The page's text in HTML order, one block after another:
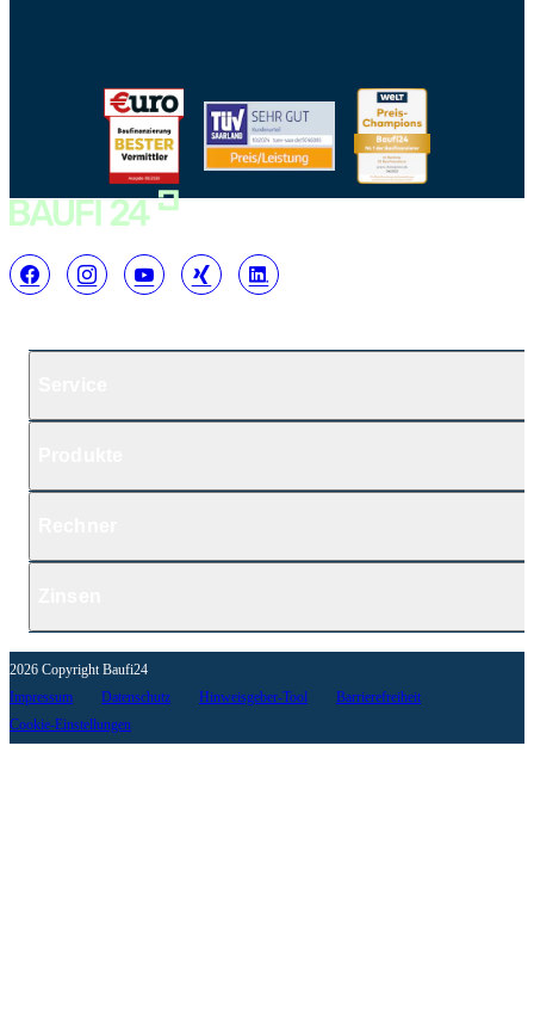
2026 Copyright Baufi24
Impressum
Datenschutz Hinweisgeber-Tool
Barrierefreiheit
Cookie-Einstellungen